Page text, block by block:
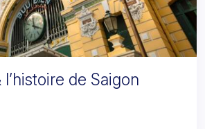
de Saigon